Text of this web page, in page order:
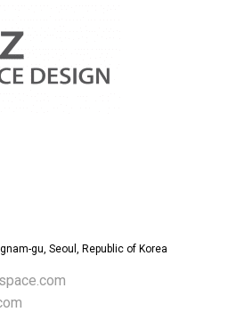
gu, Seoul, Republic of Korea